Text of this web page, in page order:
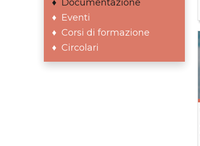
Documentazione
Eventi
Corsi di formazione
Circolari